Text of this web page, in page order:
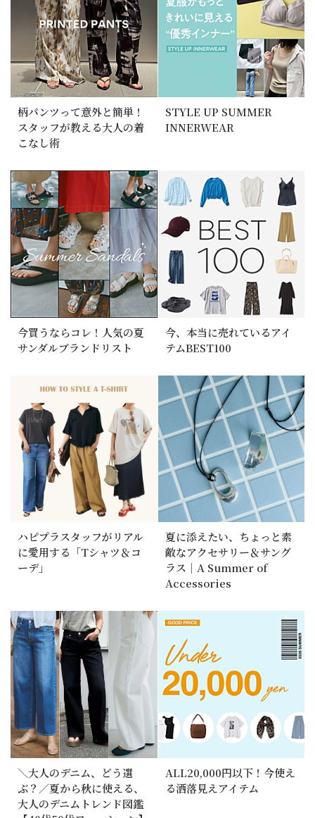
柄パンツって意外と簡単！
スタッフが教える大人の着
こなし術
STYLE UP SUMMER
INNERWEAR
今買うならコレ！人気の夏
サンダルブランドリスト
今、本当に売れているアイ
テムBEST100
ハピプラスタッフがリアル
に愛用する「Tシャツ＆コ
ーデ」
夏に添えたい、ちょっと素
敵なアクセサリー＆サング
ラス｜A Summer of
Accessories
＼大人のデニム、どう選
ぶ？／夏から秋に使える、
大人のデニムトレンド図鑑
ALL20,000円以下！今使え
る洒落見えアイテム